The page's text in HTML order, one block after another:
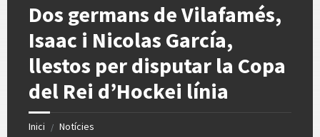
Dos germans de Vilafamés,
Isaac i Nicolas García,
llestos per disputar la Copa
del Rei d’Hockei línia
Inici / Notícies